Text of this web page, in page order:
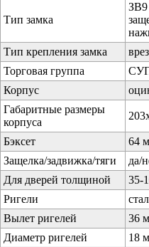
Тип замка
ЗВ9
Тип крепления замка
Торговая группа
Корпус
Габаритные размеры
корпуса
Бэксет
64
Защелка/задвижка/тяги
да/
Для дверей толщиной
35-
Ригели
Вылет ригелей
36
Диаметр ригелей
18